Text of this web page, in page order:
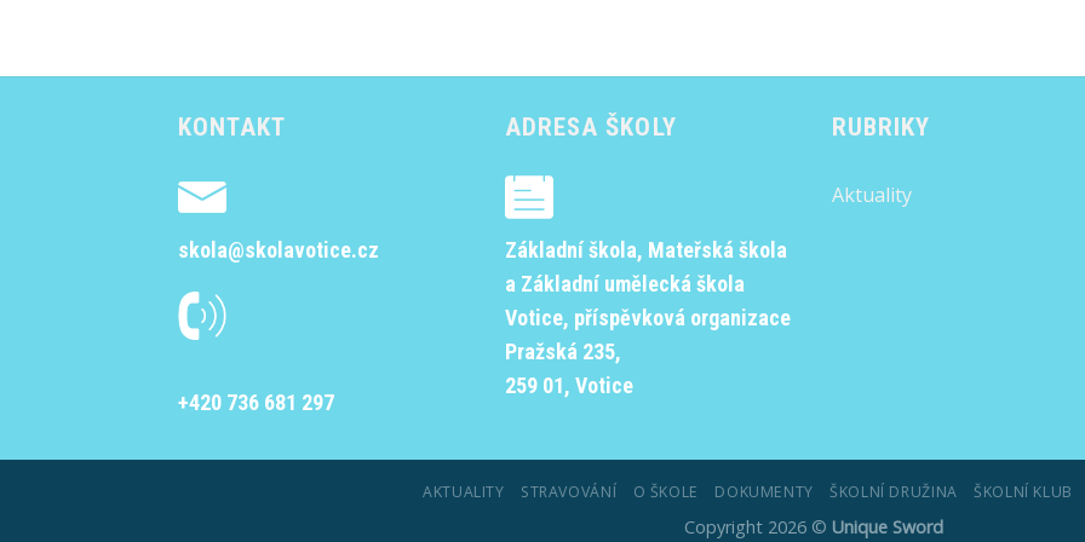
KONTAKT
skola@skolavotice.cz
+420 736 681 297
ADRESA ŠKOLY
Základní škola, Mateřská škola
a Základní umělecká škola
Votice, příspěvková organizace
Pražská 235,
259 01, Votice
RUBRIKY
Aktuality
AKTUALITY STRAVOVÁNÍ O ŠKOLE DOKUMENTY ŠKOLNÍ DRUŽINA ŠKOLNÍ KLUB
Copyright 2026 © Unique Sword